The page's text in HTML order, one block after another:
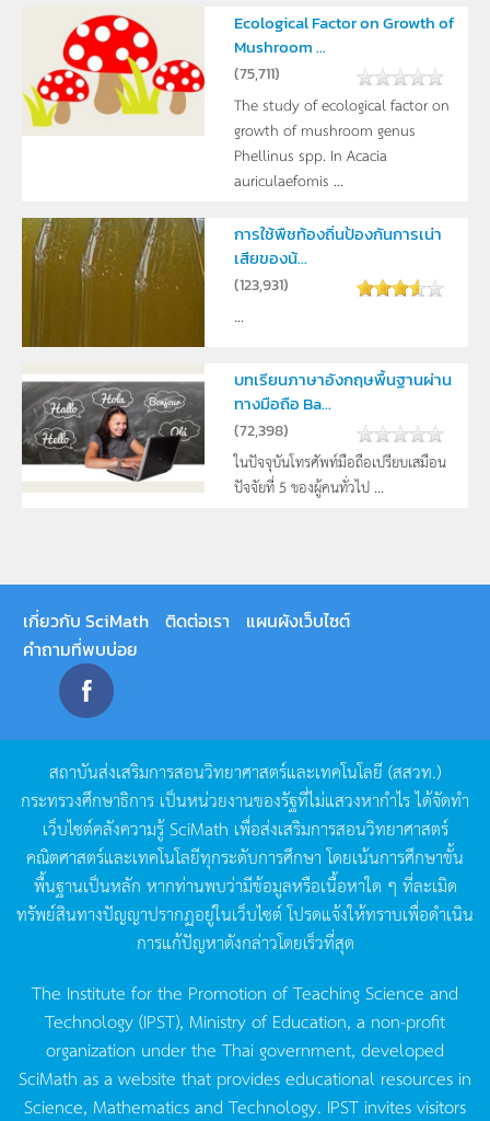
Ecological Factor on Growth of
Mushroom ...
(75,711)
The study of ecological factor on
growth of mushroom genus
Phellinus spp. In Acacia
auriculaefomis ...
การใช้พืชท้องถิ่นป้องกันการเน่า
เสียของน้...
(123,931)
...
บทเรียนภาษาอังกฤษพื้นฐานผ่าน
ทางมือถือ Ba...
(72,398)
ในปัจจุบันโทรศัพท์มือถือเปรียบเสมือน
ปัจจัยที่ 5 ของผู้คนทั่วไป ...
เกี่ยวกับ SciMath ติดต่อเรา
แผนผังเว็บไซต์
คำถามที่พบบ่อย
สถาบันส่งเสริมการสอนวิทยาศาสตร์และเทคโนโลยี (สสวท.)
กระทรวงศึกษาธิการ เป็นหน่วยงานของรัฐที่ไม่แสวงหากำไรได้จัดทำ
เว็บไซต์คลังความรู้SciMath เพื่อส่งเสริมการสอนวิทยาศาสตร์
คณิตศาสตร์และเทคโนโลยีทุกระดับการศึกษา โดยเน้นการศึกษาขั้น
พื้นฐานเป็นหลัก หากท่านพบว่ามีข้อมูลหรือเนื้อหาใด ๆ ที่ละเมิด
ทรัพย์สินทางปัญญาปรากฏอยู่ในเว็บไซต์โปรดแจ้งให้ทราบเพื่อดำเนิน
การแก้ปัญหาดังกล่าวโดยเร็วที่สุด
The Institute for the Promotion of Teaching Science and
Technology (IPST), Ministry of Education, a non-profit
organization under the Thai government, developed
SciMath as a website that provides educational resources in
Science, Mathematics and Technology. IPST invites visitors